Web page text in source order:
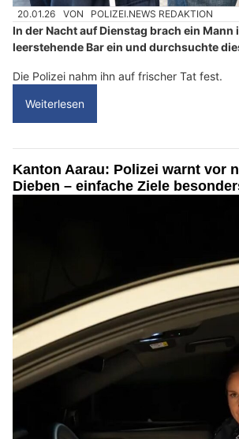
20.01.26 VON POLIZEI.NEWS REDAKTION
In der Nacht auf Dienstag brach ein Mann
leerstehende Bar ein und durchsuchte
Die Polizei nahm ihn auf frischer Tat fest.
Weiterlesen
Kanton Aarau: Polizei warnt vor
Dieben – einfache Ziele